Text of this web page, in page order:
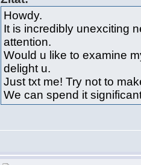
Howdy.
It is incredibly unexciting
attention.
Would u like to examine
delight u.
Just txt me! Try not to
We can spend it